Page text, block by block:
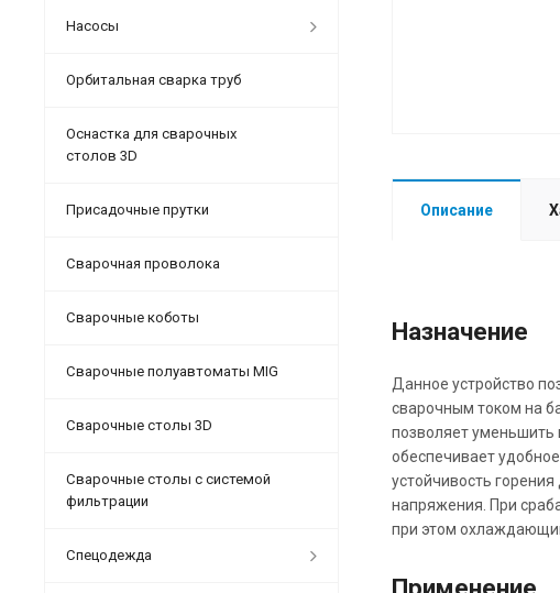
Описание
Назначение
Данное устройство
сварочным током на
позволяет уменьшить
обеспечивает
устойчивость
напряжения. При
при этом
Насосы
Орбитальная сварка труб
Оснастка для сварочных
столов 3D
Присадочные прутки
Сварочная проволока
Сварочные коботы
Сварочные полуавтоматы MIG
Сварочные столы 3D
Сварочные столы с системой
фильтрации
Спецодежда